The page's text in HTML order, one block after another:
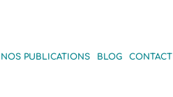
NOS PUBLICATIONS BLOG CONTACT